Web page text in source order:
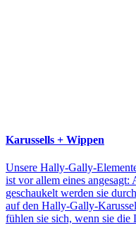
Karussells + Wippen
Unsere Hally-Gally-
ist vor allem eines
geschaukelt werden sie
auf den Hally-Gally-
fühlen sie sich, wenn sie die